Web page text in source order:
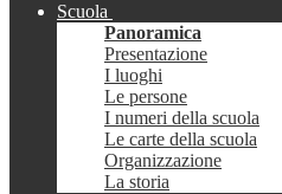
Scuola
Panoramica
Presentazione
I luoghi
Le persone
I numeri della scuola
Le carte della scuola
Organizzazione
La storia